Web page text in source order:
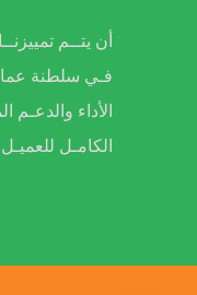
أن يتــم
فـي سلطنة
الأداء والدعـم
الكامـل للعميـل